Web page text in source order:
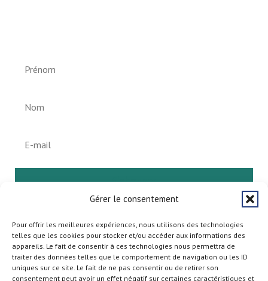
Gérer le consentement
Pour offrir les meilleures expériences, nous utilisons des technologies
telles que les cookies pour stocker et/ou accéder aux informations des
appareils. Le fait de consentir à ces technologies nous permettra de
traiter des données telles que le comportement de navigation ou les ID
uniques sur ce site. Le fait de ne pas consentir ou de retirer son
consentement peut avoir un effet négatif sur certaines caractéristiques et
S'abonner